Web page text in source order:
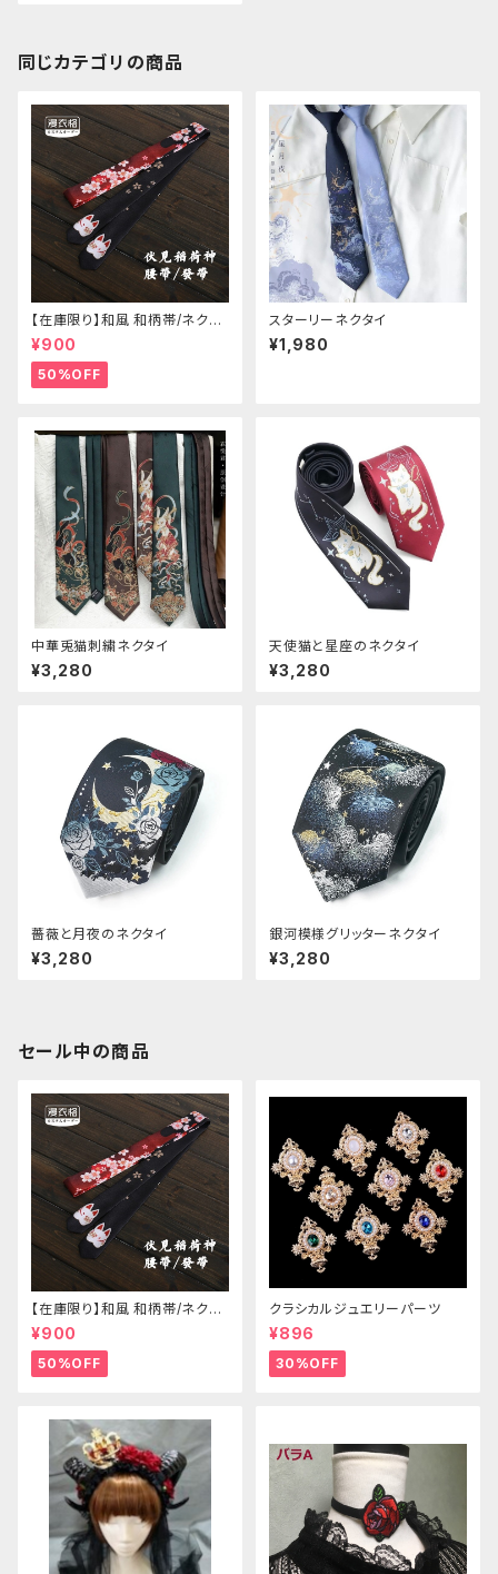
同じカテゴリの商品
【在庫限り】和風 和柄帯/ネクタ
イ/リボン（狐面/金魚
¥900
50%OFF
スターリーネクタイ
¥1,980
中華兎猫刺繍ネクタイ
¥3,280
天使猫と星座のネクタイ
¥3,280
薔薇と月夜のネクタイ
¥3,280
銀河模様グリッターネクタイ
¥3,280
セール中の商品
【在庫限り】和風 和柄帯/ネクタ
イ/リボン（狐面/金魚
¥900
50%OFF
クラシカルジュエリーパーツ
¥896
30%OFF